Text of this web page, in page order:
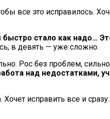
все это исправилось.
стало как надо…
в девять — уже сложно.
Рос без проблем,
над недостатками,
исправить все и сразу.